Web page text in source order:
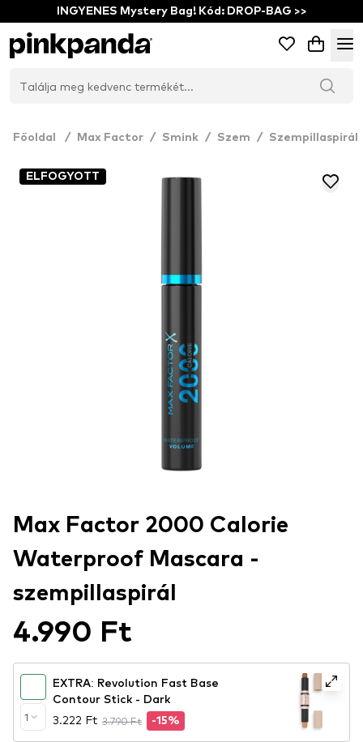
INGYENES Mystery Bag! Kód: DROP-BAG >>
Főoldal / Max Factor / Smink / Szem / Szempillaspirál
ELFOGYOTT
Max Factor 2000 Calorie
Waterproof Mascara -
szempillaspirál
4.990 Ft
1
EXTRA: Revolution Fast Base
Contour Stick - Dark
3.222 Ft 3.790 Ft -15%